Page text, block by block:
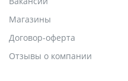
Магазины
Договор-оферта
Отзывы о компании